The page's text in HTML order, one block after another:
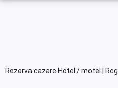
Rezerva cazare Hotel / motel |